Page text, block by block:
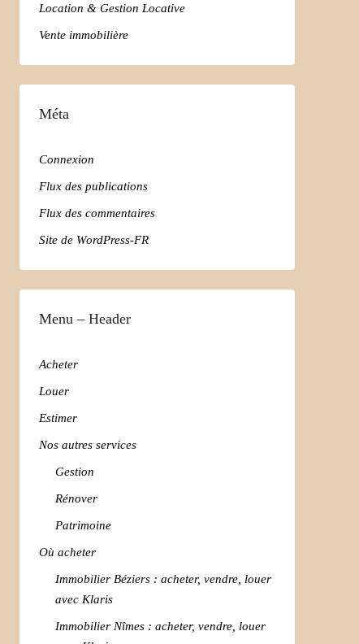
Location & Gestion Locative
Vente immobilière
Méta
Connexion
Flux des publications
Flux des commentaires
Site de WordPress-FR
Menu – Header
Acheter
Louer
Estimer
Nos autres services
Gestion
Rénover
Patrimoine
Où acheter
Immobilier Béziers : acheter, vendre, louer
avec Klaris
Immobilier Nîmes : acheter, vendre, louer